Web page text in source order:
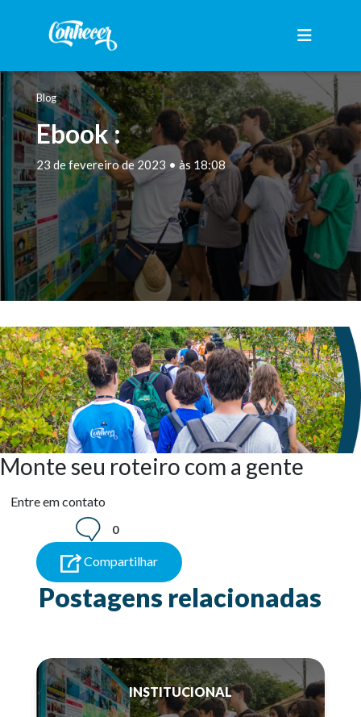
Blog
Ebook :
23 de fevereiro de 2023 • às 18:08
Monte seu roteiro com a gente
Entre em contato
0
Compartilhar
Postagens relacionadas
INSTITUCIONAL